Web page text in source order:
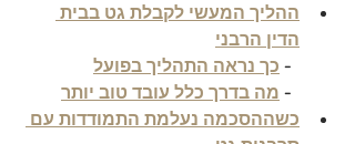
ההליך המעשי לקבלת גט בבית
הדין הרבני
כך נראה התהליך בפועל
מה בדרך כלל עובד טוב יותר
כשההסכמה נעלמת התמודדות עם